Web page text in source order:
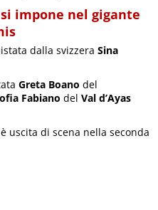
impone nel gigante
dalla svizzeraSina
Greta Boano del
Fabiano delVal d’Ayas
è uscita di scena nella seconda